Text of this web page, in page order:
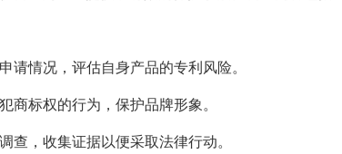
请情况，评估自身产品的专利风险。
商标权的行为，保护品牌形象。
查，收集证据以便采取法律行动。